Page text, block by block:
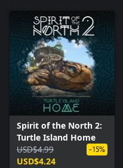
Spirit of the North 2:
Turtle Island Home
USD$4.99
USD$4.24
-15%